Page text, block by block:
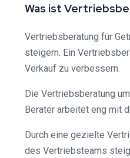
Was ist
Vertriebsberatung für
steigern. Ein
Verkauf zu verbessern.
Die Vertriebsberatung
Berater arbeitet eng mit
Durch eine gezielte
des Vertriebsteams